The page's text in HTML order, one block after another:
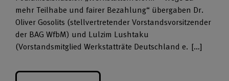
mehr Teilhabe und fairer Bezahlung“ übergaben Dr.
Oliver Gosolits (stellvertretender Vorstandsvorsitzender
der BAG WfbM) und Lulzim Lushtaku
(Vorstandsmitglied Werkstatträte Deutschland e. […]